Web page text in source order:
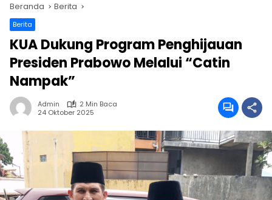
Beranda Berita
Berita
KUA Dukung Program Penghijauan
Presiden Prabowo Melalui “Catin
Nampak”
Admin
2 Min Baca
24 Oktober 2025